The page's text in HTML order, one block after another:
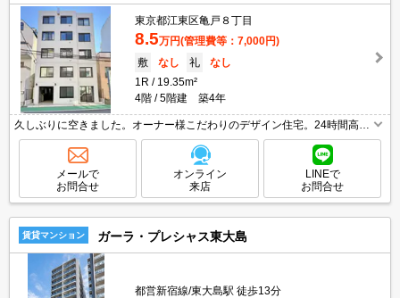
東京都江東区亀戸８丁目
8.5万円(管理費等：7,000円)
敷
なし 礼
なし
1R
19.35m²
4階
5階建 築4年
久しぶりに空きました。オーナー様こだわりのデザイン住宅。24時間高速
インターネット無料使い放題。ペット飼育時敷金1ヶ月(償却1ヶ月)。南向
きで日当り良好。先行契約対応可能。内見予約受付中。
メールで
お問合せ
オンライン
来店
LINEで
お問合せ
賃貸マンション ガーラ・プレシャス東大島
都営新宿線/東大島駅 徒歩13分